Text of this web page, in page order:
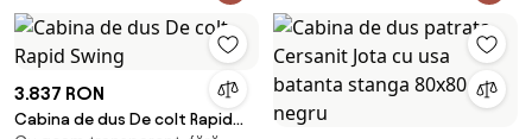
3.837 RON
Cabina de dus De colt Rapid